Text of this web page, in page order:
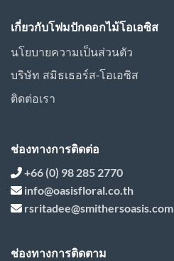
เกี่ยวกับโฟมปักดอกไม้โอเอซิส
นโยบายความเป็นส่วนตัว
บริษัท สมิธเธอร์ส-โอเอซิส
ติดต่อเรา
ช่องทางการติดต่อ
+66 (0) 98 285 2770
info@oasisfloral.co.th
rsritadee@smithersoasis.com
ช่องทางการติดตาม